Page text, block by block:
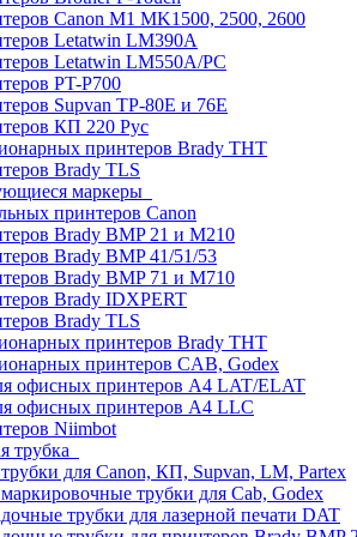
Canon M1 MK1500, 2500, 2600
Letatwin LM390A
Letatwin LM550A/PC
PT-P700
Supvan TP-80E и 76E
КП 220 Рус
принтеров Brady THT
Brady TLS
маркеры
принтеров Canon
Brady BMP 21 и M210
Brady BMP 41/51/53
Brady BMP 71 и M710
Brady IDXPERT
Brady TLS
принтеров Brady THT
принтеров CAB, Godex
офисных принтеров А4 LAT/ELAT
офисных принтеров А4 LLC
Niimbot
трубка
для Canon, КП, Supvan, LM, Partex
трубки для Cab, Godex
трубки для лазерной печати DAT